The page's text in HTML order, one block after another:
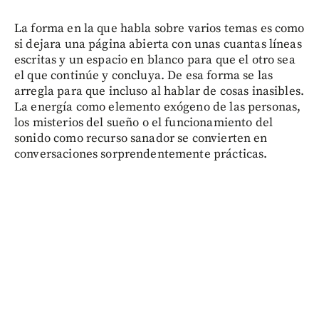
La forma en la que habla sobre varios temas es como
si dejara una página abierta con unas cuantas líneas
escritas y un espacio en blanco para que el otro sea
el que continúe y concluya. De esa forma se las
arregla para que incluso al hablar de cosas inasibles.
La energía como elemento exógeno de las personas,
los misterios del sueño o el funcionamiento del
sonido como recurso sanador se convierten en
conversaciones sorprendentemente prácticas.